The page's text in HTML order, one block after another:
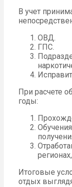
В учет
ОВД.
ГПС.
При расчете
годы:
Итоговые
отдых